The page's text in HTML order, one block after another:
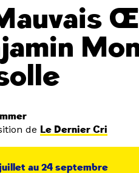
de Le Dernier Cri
au 24 septembre